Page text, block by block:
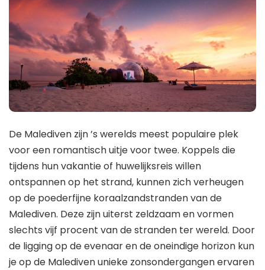
De Malediven zijn ’s werelds meest populaire plek
voor een romantisch uitje voor twee. Koppels die
tijdens hun vakantie of huwelijksreis willen
ontspannen op het strand, kunnen zich verheugen
op de poederfijne koraalzandstranden van de
Malediven. Deze zijn uiterst zeldzaam en vormen
slechts vijf procent van de stranden ter wereld. Door
de ligging op de evenaar en de oneindige horizon kun
je op de Malediven unieke zonsondergangen ervaren